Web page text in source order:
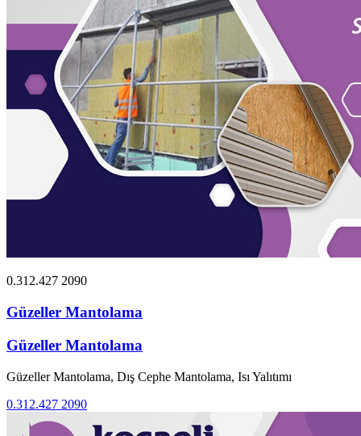
0.312.427 2090
Güzeller Mantolama
Güzeller Mantolama
Güzeller Mantolama, Dış Cephe Mantolama, Isı Yalıtımı
0.312.427 2090